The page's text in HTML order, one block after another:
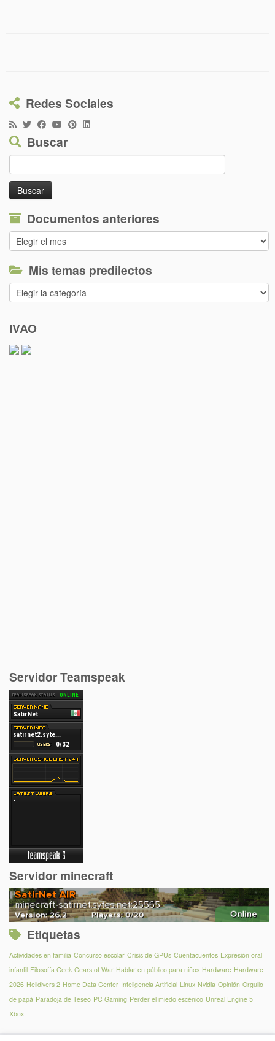
Redes Sociales
Buscar
Documentos anteriores
Documentos
anteriores
Mis temas predilectos
Mis
temas
IVAO
Servidor Teamspeak
Servidor minecraft
Etiquetas
Actividades en familia Concurso escolar Crisis de GPUs Cuentacuentos Expresión oral
infantil Filosofía Geek Gears of War Hablar en público para niños Hardware Hardware
2026 Helldivers 2 Home Data Center Inteligencia Artificial Linux Nvidia Opinión Orgullo
de papá Paradoja de Teseo PC Gaming Perder el miedo escénico Unreal Engine 5
Xbox